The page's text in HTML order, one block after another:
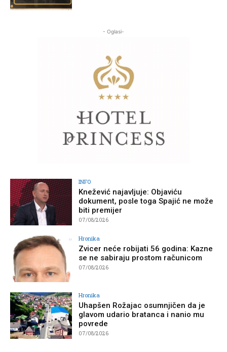
- Oglasi-
INFO
Knežević najavljuje: Objaviću
dokument, posle toga Spajić ne može
biti premijer
07/08/2026
Hronika
Zvicer neće robijati 56 godina: Kazne
se ne sabiraju prostom računicom
07/08/2026
Hronika
Uhapšen Rožajac osumnjičen da je
glavom udario bratanca i nanio mu
povrede
07/08/2026